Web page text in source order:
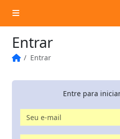
Entrar
Entrar
Entre para